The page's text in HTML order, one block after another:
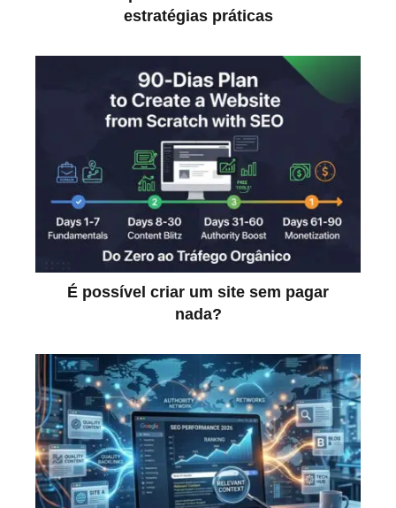
estratégias práticas
É possível criar um site sem pagar
nada?